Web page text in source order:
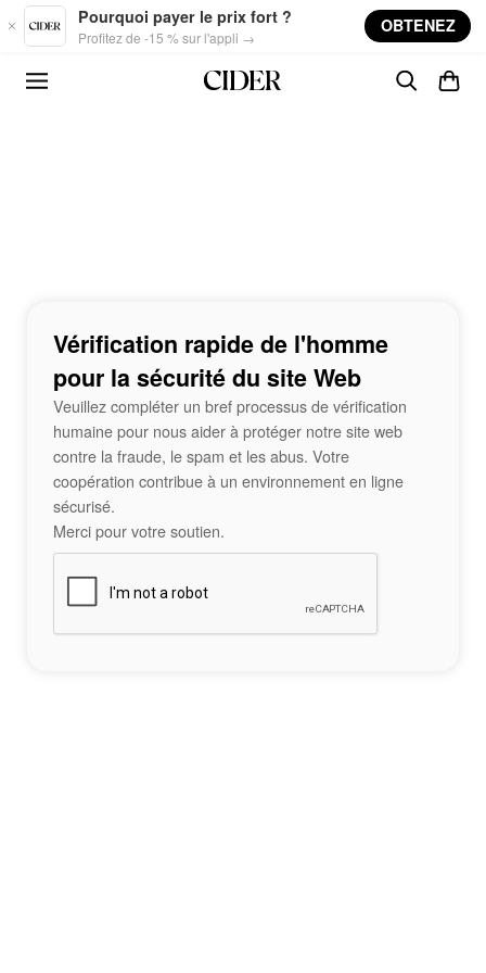
Skip to main content
Pourquoi payer le prix fort ?
Profitez de -15 % sur l'appli →
OBTENEZ
Vérification rapide de l'homme
pour la sécurité du site Web
Veuillez compléter un bref processus de vérification
humaine pour nous aider à protéger notre site web
contre la fraude, le spam et les abus. Votre
coopération contribue à un environnement en ligne
sécurisé.
Merci pour votre soutien.